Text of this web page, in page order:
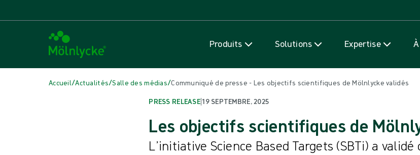
Produits Solutions Expertise
Accueil/Actualités/Salle des médias/Communiqué de presse - Les objectifs scientifiques de Mölnlycke validés
PRESS RELEASE|19 SEPTEMBRE, 2025
Les objectifs scientifiques de
L’initiative Science Based Targets (SBTi) a